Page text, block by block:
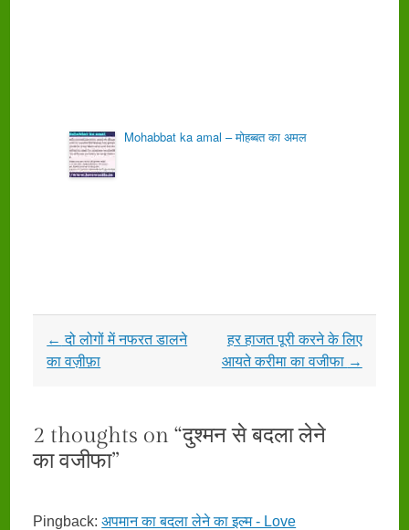
Mohabbat ka amal – मोहब्बत का अमल
Post
navigation
← दो लोगों में नफरत डालने
का वज़ीफ़ा
हर हाजत पूरी करने के लिए
आयते करीमा का वजीफा →
2 thoughts on “दुश्मन से बदला लेने
का वजीफा”
Pingback:अपमान का बदला लेने का इल्म - Love